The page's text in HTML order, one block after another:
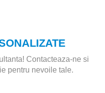
Contacteaza-ne si
pentru nevoile tale.